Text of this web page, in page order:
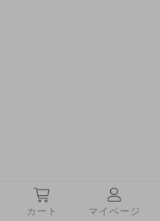
カート マイページ